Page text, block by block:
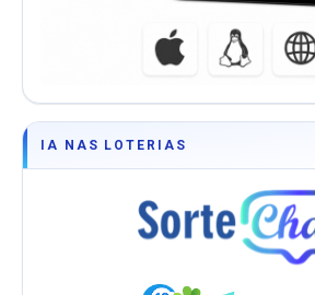
IA NAS LOTERIAS